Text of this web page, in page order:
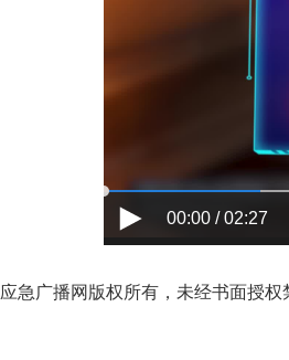
00:00 / 02:27
广播网版权所有，未经书面授权